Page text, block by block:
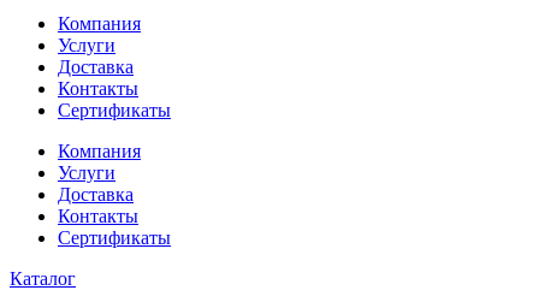
Компания
Услуги
Доставка
Контакты
Сертификаты
Компания
Услуги
Доставка
Контакты
Сертификаты
Каталог